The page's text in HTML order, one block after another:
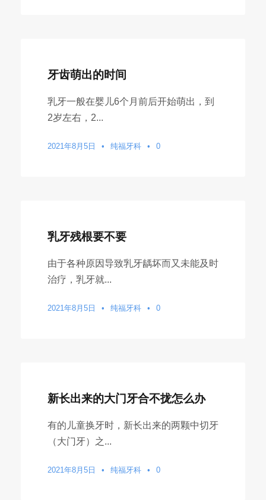
牙齿萌出的时间
乳牙一般在婴儿6个月前后开始萌出，到
2岁左右，2...
2021年8月5日 • 纯福牙科 • 0
乳牙残根要不要
由于各种原因导致乳牙龋坏而又未能及时
治疗，乳牙就...
2021年8月5日 • 纯福牙科 • 0
新长出来的大门牙合不拢怎么办
有的儿童换牙时，新长出来的两颗中切牙
（大门牙）之...
2021年8月5日 • 纯福牙科 • 0